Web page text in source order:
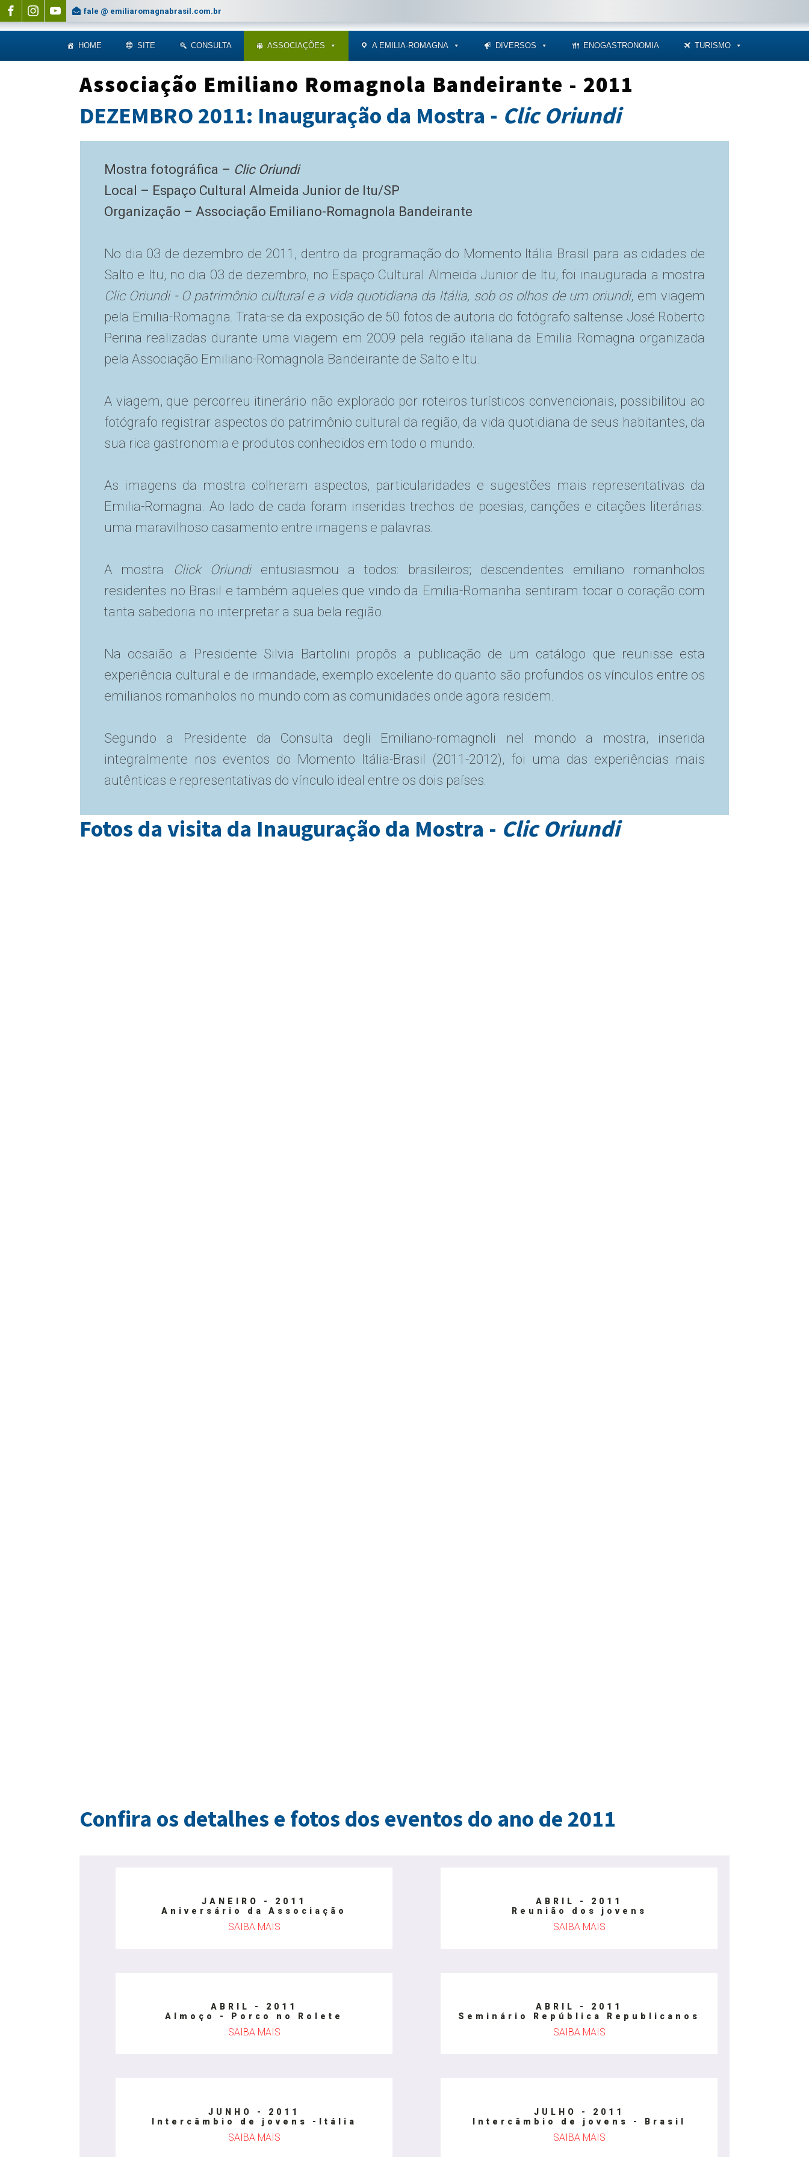
fale @ emiliaromagnabrasil.com.br
HOME SITE CONSULTA ASSOCIAÇÕES A EMILIA-ROMAGNA DIVERSOS ENOGASTRONOMIA TURISMO
Associação Emiliano Romagnola Bandeirante - 2011
DEZEMBRO 2011: Inauguração da Mostra - Clic Oriundi
Mostra fotográfica – Clic Oriundi
Local – Espaço Cultural Almeida Junior de Itu/SP
Organização – Associação Emiliano-Romagnola Bandeirante
No dia 03 de dezembro de 2011, dentro da programação do Momento Itália Brasil para as cidades de
Salto e Itu, no dia 03 de dezembro, no Espaço Cultural Almeida Junior de Itu, foi inaugurada a mostra
Clic Oriundi - O patrimônio cultural e a vida quotidiana da Itália, sob os olhos de um oriundi, em viagem
pela Emilia-Romagna. Trata-se da exposição de 50 fotos de autoria do fotógrafo saltense José Roberto
Perina realizadas durante uma viagem em 2009 pela região italiana da Emilia Romagna organizada
pela Associação Emiliano-Romagnola Bandeirante de Salto e Itu.
A viagem, que percorreu itinerário não explorado por roteiros turísticos convencionais, possibilitou ao
fotógrafo registrar aspectos do patrimônio cultural da região, da vida quotidiana de seus habitantes, da
sua rica gastronomia e produtos conhecidos em todo o mundo.
As imagens da mostra colheram aspectos, particularidades e sugestões mais representativas da
Emilia-Romagna. Ao lado de cada foram inseridas trechos de poesias, canções e citações literárias::
uma maravilhoso casamento entre imagens e palavras.
A mostra Click Oriundi entusiasmou a todos: brasileiros; descendentes emiliano romanholos
residentes no Brasil e também aqueles que vindo da Emilia-Romanha sentiram tocar o coração com
tanta sabedoria no interpretar a sua bela região.
Na ocsaião a Presidente Silvia Bartolini propôs a publicação de um catálogo que reunisse esta
experiência cultural e de irmandade, exemplo excelente do quanto são profundos os vínculos entre os
emilianos romanholos no mundo com as comunidades onde agora residem.
Segundo a Presidente da Consulta degli Emiliano-romagnoli nel mondo a mostra, inserida
integralmente nos eventos do Momento Itália-Brasil (2011-2012), foi uma das experiências mais
autênticas e representativas do vínculo ideal entre os dois países.
Fotos da visita da Inauguração da Mostra - Clic Oriundi
Confira os detalhes e fotos dos eventos do ano de 2011
JANEIRO - 2011
Aniversário da Associação
SAIBA MAIS
ABRIL - 2011
Reunião dos jovens
SAIBA MAIS
ABRIL - 2011
Almoço - Porco no Rolete
SAIBA MAIS
ABRIL - 2011
Seminário República Republicanos
SAIBA MAIS
JUNHO - 2011
Intercâmbio de jovens -Itália
SAIBA MAIS
JULHO - 2011
Intercâmbio de jovens - Brasil
SAIBA MAIS